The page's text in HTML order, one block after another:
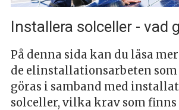
Installera solceller - vad
På denna sida kan du läsa
de elinstallationsarbeten som
göras i samband med
solceller, vilka krav som finns